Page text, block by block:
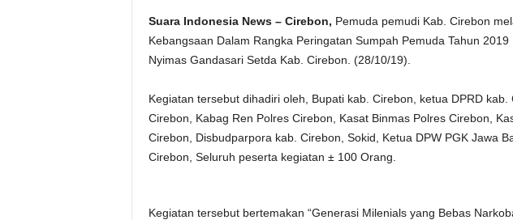
Suara Indonesia News – Cirebon, Pemuda pemudi Kab. Cirebon
Kebangsaan Dalam Rangka Peringatan Sumpah Pemuda Tahun
Nyimas Gandasari Setda Kab. Cirebon. (28/10/19).
Kegiatan tersebut dihadiri oleh, Bupati kab. Cirebon, ketua DPRD kab.
Cirebon, Kabag Ren Polres Cirebon, Kasat Binmas Polres Cirebon,
Cirebon, Disbudparpora kab. Cirebon, Sokid, Ketua DPW PGK Jawa
Cirebon, Seluruh peserta kegiatan ± 100 Orang.
Kegiatan tersebut bertemakan “Generasi Milenials yang Bebas